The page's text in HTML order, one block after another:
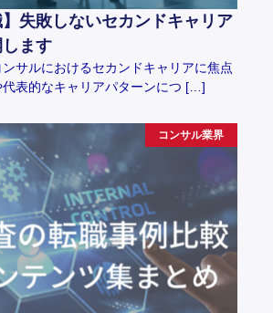
】失敗しないセカンドキャリア
ます
サルにおけるセカンドキャリアに焦点
代表的なキャリアパターンにつ […]
コンサル業界